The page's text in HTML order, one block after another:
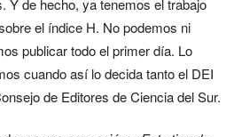
el índice H. No podemos ni
publicar todo el primer día. Lo
cuando así lo decida tanto el DEI
de Editores de Ciencia del Sur.